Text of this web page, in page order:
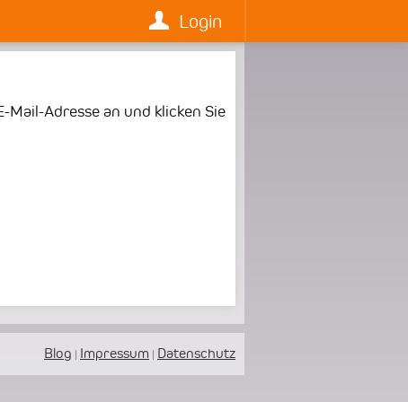
Login
Adresse an und klicken Sie
Blog | Impressum | Datenschutz